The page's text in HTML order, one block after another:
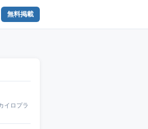
無料掲載
イロプラ